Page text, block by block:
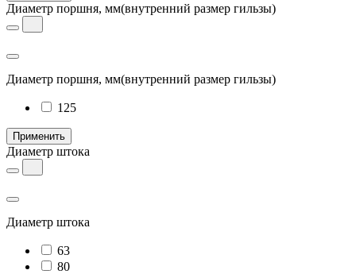
Диаметр поршня, мм(внутренний размер гильзы)
Диаметр поршня, мм(внутренний размер гильзы)
125
Применить
Диаметр штока
Диаметр штока
63
80